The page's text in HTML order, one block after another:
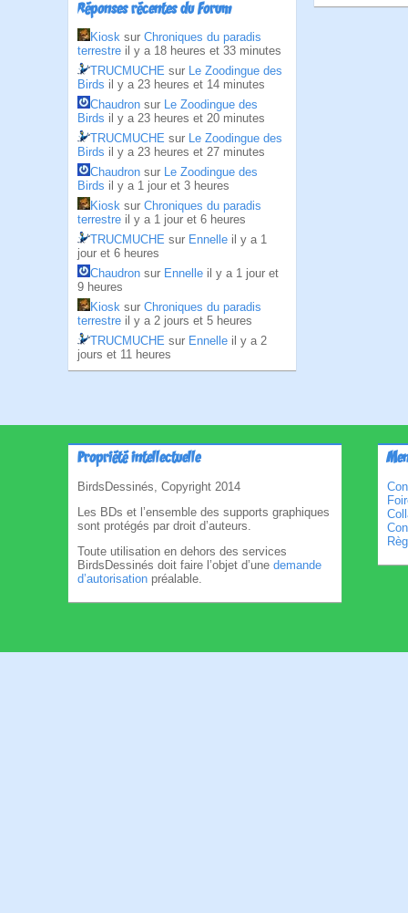
Réponses récentes du Forum
Kiosk sur Chroniques du paradis
terrestre il y a 18 heures et 33 minutes
TRUCMUCHE sur Le Zoodingue des
Birds il y a 23 heures et 14 minutes
Chaudron sur Le Zoodingue des
Birds il y a 23 heures et 20 minutes
TRUCMUCHE sur Le Zoodingue des
Birds il y a 23 heures et 27 minutes
Chaudron sur Le Zoodingue des
Birds il y a 1 jour et 3 heures
Kiosk sur Chroniques du paradis
terrestre il y a 1 jour et 6 heures
TRUCMUCHE sur Ennelle il y a 1
jour et 6 heures
Chaudron sur Ennelle il y a 1 jour et
9 heures
Kiosk sur Chroniques du paradis
terrestre il y a 2 jours et 5 heures
TRUCMUCHE sur Ennelle il y a 2
jours et 11 heures
Propriété intellectuelle
BirdsDessinés, Copyright 2014
Les BDs et l’ensemble des supports graphiques
sont protégés par droit d’auteurs.
Toute utilisation en dehors des services
BirdsDessinés doit faire l’objet d’une demande
d’autorisation préalable.